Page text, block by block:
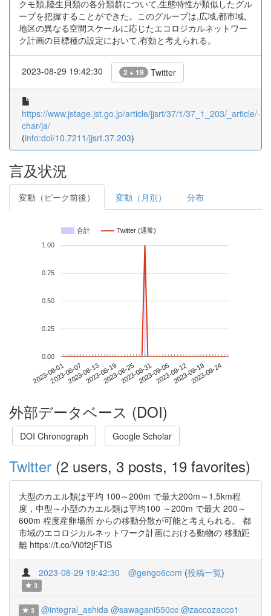
クモ類,陸生貝類の各分類群について,生態特性が類似したグル
ープを把握することができた。このグループは,広域,都市域,
地区の異なる空間スケールに応じたエコロジカルネットワー
ク計画の目標種の設定において,有効と考えられる。
2023-08-29 19:42:30 2 + 19 Twitter
https://www.jstage.jst.go.jp/article/jjsrt/37/1/37_1_203/_article/-
char/ja/
(info:doi/10.7211/jjsrt.37.203)
言及状況
変動（ピーク前後） 変動（月別） 分布
合計 Twitter (通常)
2023-08-012023-08-072023-08-132023-08-192023-08-252023-08-312023-09-062023-09-122023-09-182023-09-24
0.00
0.25
0.50
0.75
1.00
外部データベース (DOI)
DOI Chronograph Google Scholar
Twitter (2 users, 3 posts, 19 favorites)
大型のカエル類は平均 100～200m で最大200m～1.5km程
度，中型～小型のカエル類は平均100 ～200m で最大 200～
600m 程度産卵場所 からの移動分散が可能と考えられる。 都
市域のエコロジカルネットワーク計画における動物の 移動距
離 https://t.co/Vi0f2jFTIS
2023-08-29 19:42:30 @gengo6com (投稿一覧)
3
3 @integral_ashida @sawagani550cc @zaccozacco1